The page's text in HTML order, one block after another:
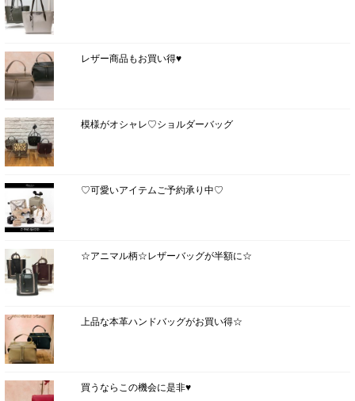
レザー商品もお買い得♥
模様がオシャレ♡ショルダーバッグ
♡可愛いアイテムご予約承り中♡
☆アニマル柄☆レザーバッグが半額に☆
上品な本革ハンドバッグがお買い得☆
買うならこの機会に是非♥